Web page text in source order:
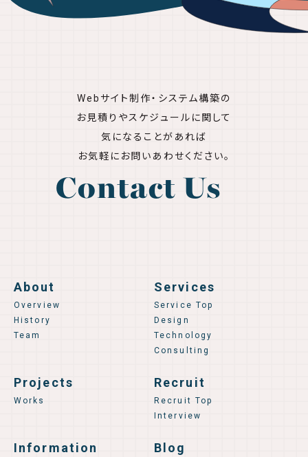
Webサイト制作・システム構築の
お見積りやスケジュールに関して
気になることがあれば
お気軽にお問いあわせください。
Contact Us
About
Overview
History
Team
Services
Service Top
Design
Technology
Consulting
Projects
Works
Recruit
Recruit Top
Interview
Information Blog